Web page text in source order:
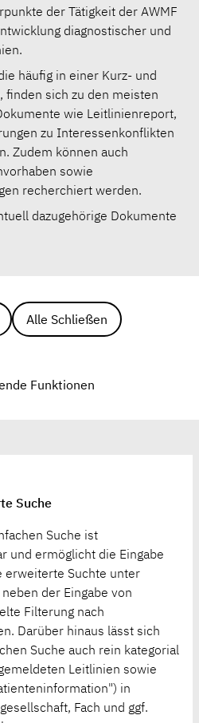
der Tätigkeit der AWMF
diagnostischer und
häufig in einer Kurz- und
finden sich zu den meisten
wie Leitlinienreport,
zu Interessenkonflikten
Zudem können auch
sowie
recherchiert werden.
dazugehörige Dokumente
Alle Schließen
Funktionen
Suche
Suche ist
und ermöglicht die Eingabe
erweiterte Suchte unter
der Eingabe von
Filterung nach
Darüber hinaus lässt sich
Suche auch rein kategorial
Leitlinien sowie
in
Fach und ggf.